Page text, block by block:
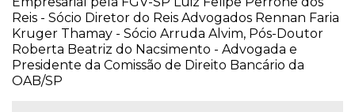
Reis - Sócio Diretor do Reis Advogados Rennan Faria
Kruger Thamay - Sócio Arruda Alvim, Pós-Doutor
Roberta Beatriz do Nacsimento - Advogada e
Presidente da Comissão de Direito Bancário da
OAB/SP